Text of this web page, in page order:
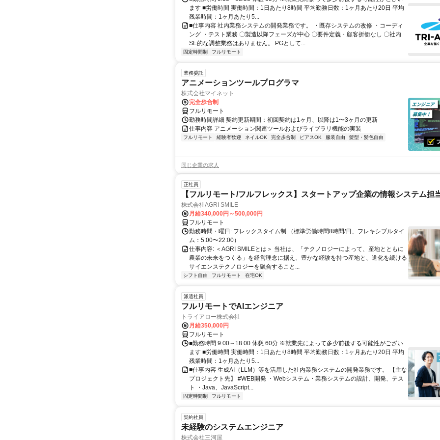
ます ■労働時間 実働時間：1日あたり8時間 平均勤務日数：1ヶ月あたり20日 平均
残業時間：1ヶ月あたり5...
■仕事内容 社内業務システムの開発業務です。 ・既存システムの改修 ・コーディ
ング ・テスト業務 〇製造以降フェーズが中心 〇要件定義・顧客折衝なし 〇社内
SE的な調整業務はありません。 PGとして...
固定時間制 フルリモート
業務委託
アニメーションツールプログラマ
株式会社マイネット
完全歩合制
フルリモート
勤務時間詳細 契約更新期間：初回契約は1ヶ月、以降は1〜3ヶ月の更新
仕事内容 アニメーション関連ツールおよびライブラリ機能の実装
フルリモート 経験者歓迎 ネイルOK 完全歩合制 ピアスOK 服装自由 髪型・髪色自由
同じ企業の求人
正社員
【フルリモート/フルフレックス】スタートアップ企業の情報システム担
株式会社AGRI SMILE
月給340,000円～500,000円
フルリモート
勤務時間・曜日: フレックスタイム制 （標準労働時間8時間/日、フレキシブルタイ
ム：5:00〜22:00）
仕事内容: ＜AGRI SMILEとは＞ 当社は、「テクノロジーによって、産地とともに
農業の未来をつくる」を経営理念に据え、豊かな経験を持つ産地と、進化を続ける
サイエンステクノロジーを融合すること...
シフト自由 フルリモート 在宅OK
派遣社員
フルリモートでAIエンジニア
トライアロー株式会社
月給350,000円
フルリモート
■勤務時間 9:00～18:00 休憩 60分 ※就業先によって多少前後する可能性がござい
ます ■労働時間 実働時間：1日あたり8時間 平均勤務日数：1ヶ月あたり20日 平均
残業時間：1ヶ月あたり5...
■仕事内容 生成AI（LLM）等を活用した社内業務システムの開発業務です。 【主な
プロジェクト先】 #WEB開発 ・Webシステム・業務システムの設計、開発、テス
ト ・Java、JavaScript...
固定時間制 フルリモート
契約社員
未経験のシステムエンジニア
株式会社三河屋